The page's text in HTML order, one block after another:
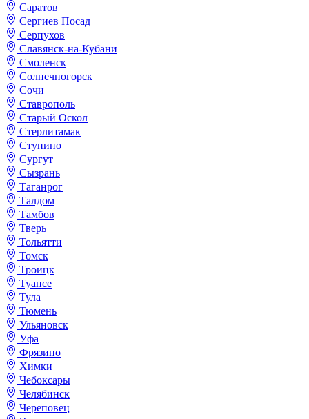
Саратов
Сергиев Посад
Серпухов
Славянск-на-Кубани
Смоленск
Солнечногорск
Сочи
Ставрополь
Старый Оскол
Стерлитамак
Ступино
Сургут
Сызрань
Таганрог
Талдом
Тамбов
Тверь
Тольятти
Томск
Троицк
Туапсе
Тула
Тюмень
Ульяновск
Уфа
Фрязино
Химки
Чебоксары
Челябинск
Череповец